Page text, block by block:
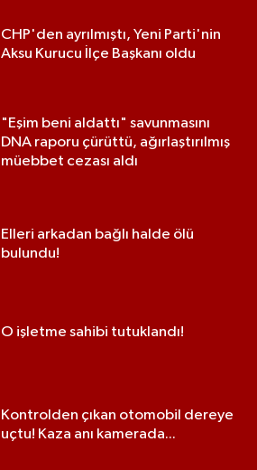
CHP'den ayrılmıştı, Yeni Parti'nin
Aksu Kurucu İlçe Başkanı oldu
"Eşim beni aldattı" savunmasını
DNA raporu çürüttü, ağırlaştırılmış
müebbet cezası aldı
Elleri arkadan bağlı halde ölü
bulundu!
O işletme sahibi tutuklandı!
Kontrolden çıkan otomobil dereye
uçtu! Kaza anı kamerada...